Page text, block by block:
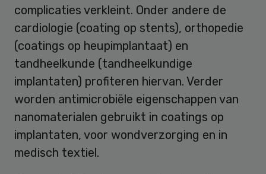
complicaties verkleint. Onder andere de
cardiologie (coating op stents), orthopedie
(coatings op heupimplantaat) en
tandheelkunde (tandheelkundige
implantaten) profiteren hiervan. Verder
worden antimicrobiële eigenschappen van
nanomaterialen gebruikt in coatings op
implantaten, voor wondverzorging en in
medisch textiel.